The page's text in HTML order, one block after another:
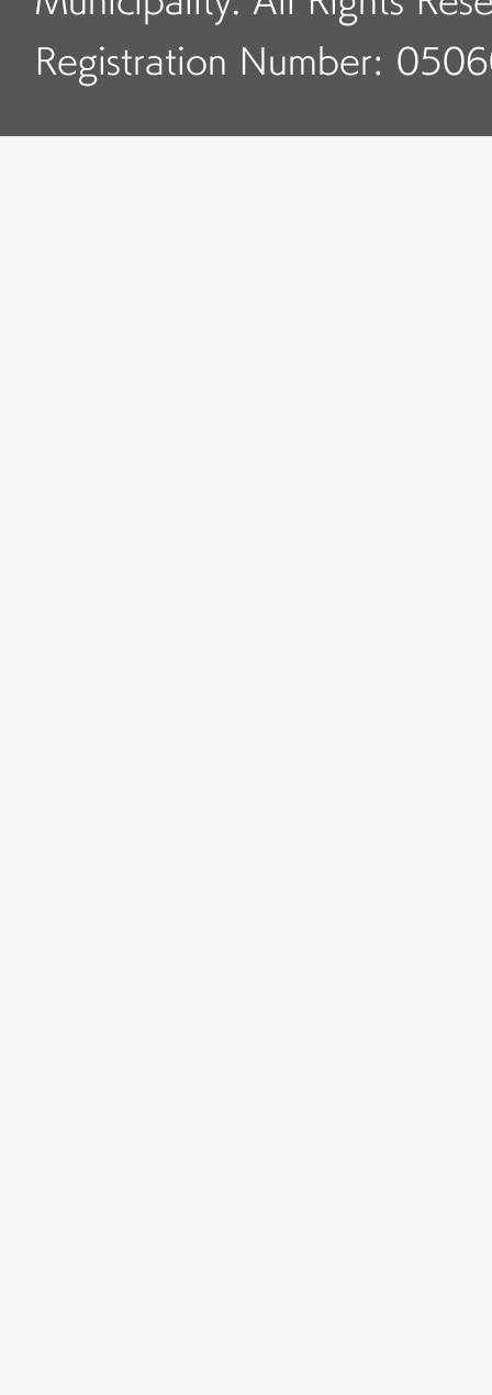
Registration Number: